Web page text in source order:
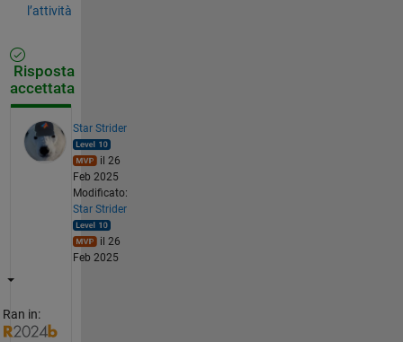
l’attività
Risposta
accettata
Star Strider
il 26
Feb 2025
Modificato:
Star Strider
il 26
Feb 2025
Ran in: